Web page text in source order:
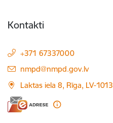
Kontakti
+371 67337000
E-pasts:
nmpd@nmpd.gov.lv
Laktas iela 8, Rīga, LV-1013